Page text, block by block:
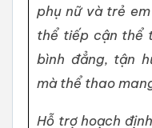
phụ nữ và trẻ
thể tiếp cận thể
bình đẳng, tận
mà thể thao
Hỗ trợ hoạch